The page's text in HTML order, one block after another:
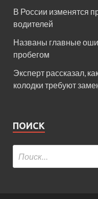
В России изменятся
водителей
Названы главные
пробегом
Эксперт рассказал,
колодки требуют
ПОИСК